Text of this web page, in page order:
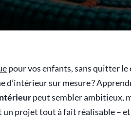
pour vos enfants, sans quitter le
sur mesure ?
peut sembler ambitieux,
un projet tout à fait réalisable –